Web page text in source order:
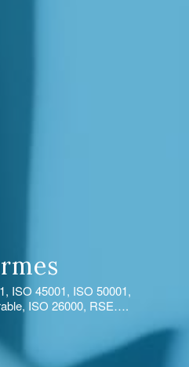
ISO 45001, ISO 50001,
ISO 26000, RSE….